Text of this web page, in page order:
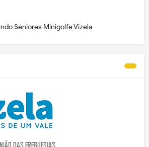
Séniores Minigolfe Vizela